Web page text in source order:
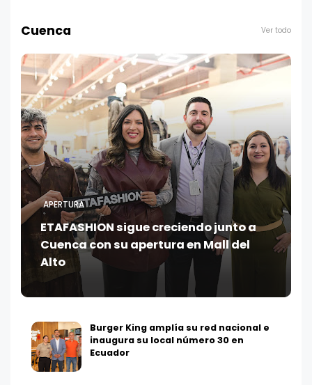
Cuenca Ver todo
APERTURA
ETAFASHION sigue creciendo junto a
Cuenca con su apertura en Mall del
Alto
Burger King amplía su red nacional e
inaugura su local número 30 en
Ecuador